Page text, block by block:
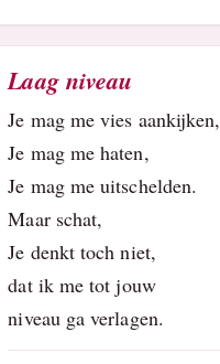
Laag niveau
Je mag me vies aankijken,
Je mag me haten,
Je mag me uitschelden.
Maar schat,
Je denkt toch niet,
dat ik me tot jouw
niveau ga verlagen.